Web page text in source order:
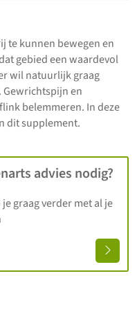
te kunnen bewegen en
gebied een waardevol
wil natuurlijk graag
en
belemmeren. In deze
dit supplement.
advies nodig?
graag verder met al je